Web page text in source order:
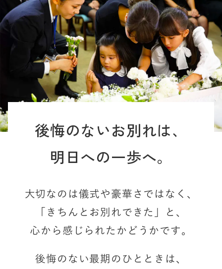
後悔のないお別れは、
明日への一歩へ。
大切なのは儀式や豪華さではなく、
「きちんとお別れできた」と、
心から感じられたかどうかです。
後悔のない最期のひとときは、